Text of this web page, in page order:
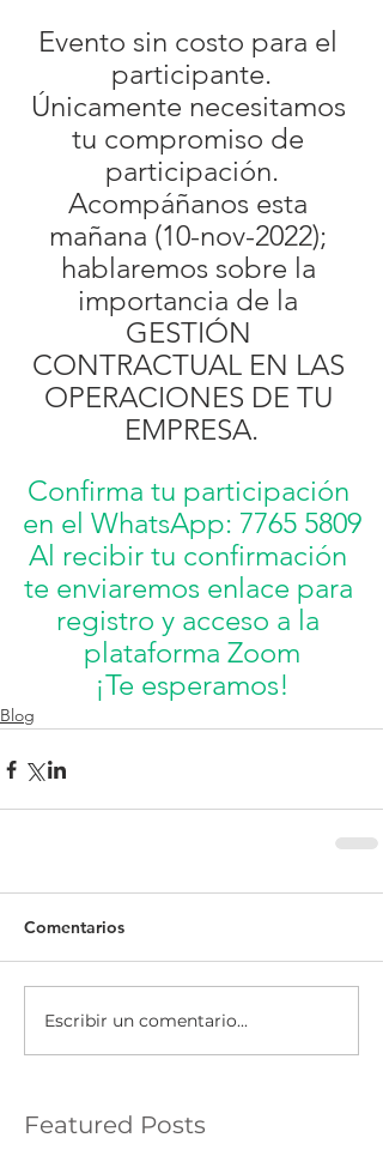
Evento sin costo para el
participante.
Únicamente necesitamos
tu compromiso de
participación.
Acompáñanos esta
mañana (10-nov-2022);
hablaremos sobre la
importancia de la
GESTIÓN
CONTRACTUAL EN LAS
OPERACIONES DE TU
EMPRESA.
Confirma tu participación
en el WhatsApp: 7765 5809
Al recibir tu confirmación
te enviaremos enlace para
registro y acceso a la
plataforma Zoom
¡Te esperamos!
Blog
Comentarios
Escribir un comentario...
Featured Posts